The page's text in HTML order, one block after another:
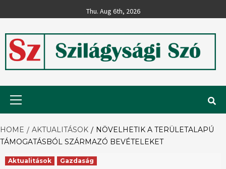
to
Thu. Aug 6th, 2026
Szilágysági
Szó
HOME AKTUALITÁSOK
NÖVELHETIK A TERÜLETALAPÚ
TÁMOGATÁSBÓL SZÁRMAZÓ BEVÉ­TE­LEKET
Aktualitások Gazdaság